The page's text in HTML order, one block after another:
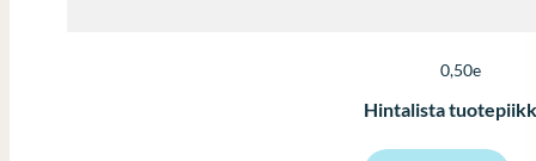
0,50e
Hintalista